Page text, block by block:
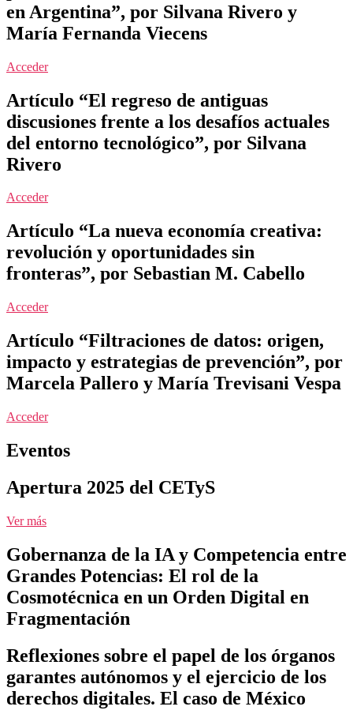
en Argentina”, por Silvana Rivero y
María Fernanda Viecens
Acceder
Artículo “El regreso de antiguas
discusiones frente a los desafíos actuales
del entorno tecnológico”, por Silvana
Rivero
Acceder
Artículo “La nueva economía creativa:
revolución y oportunidades sin
fronteras”, por Sebastian M. Cabello
Acceder
Artículo “Filtraciones de datos: origen,
impacto y estrategias de prevención”, por
Marcela Pallero y María Trevisani Vespa
Acceder
Eventos
Apertura 2025 del CETyS
Ver más
Gobernanza de la IA y Competencia entre
Grandes Potencias: El rol de la
Cosmotécnica en un Orden Digital en
Fragmentación
Reflexiones sobre el papel de los órganos
garantes autónomos y el ejercicio de los
derechos digitales. El caso de México